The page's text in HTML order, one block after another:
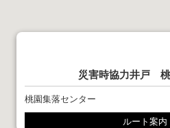
災害時協力井戸
桃園集落センター
ルート案内